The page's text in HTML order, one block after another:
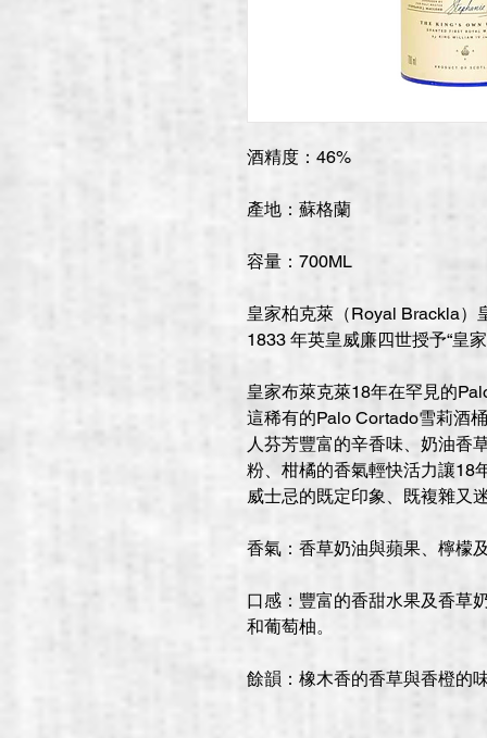
酒精度：46%
產地：蘇格蘭
容量：700ML
皇家柏克萊（Royal Brackla）
1833 年英皇威廉四世授予“皇
皇家布萊克萊18年在罕見的
這稀有的Palo Cortado雪莉酒
人芬芳豐富的辛香味、奶油香
粉、柑橘的香氣輕快活力讓18
威士忌的既定印象、既複雜又
香氣：香草奶油與蘋果、檸檬
口感：豐富的香甜水果及香草
和葡萄柚。
餘韻：橡木香的香草與香橙的